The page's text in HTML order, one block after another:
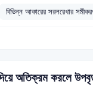
বিভিন্ন আকারের সরলরেখার
করলে